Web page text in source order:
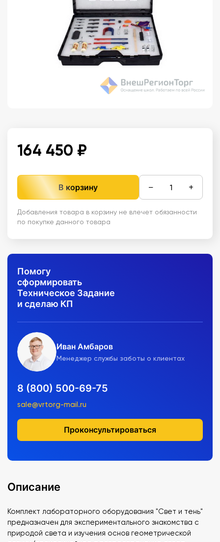
164 450 ₽
В корзину − +
Добавления товара в корзину не влечет обязанности
по покупке данного товара
Помогу
сформировать
Техническое Задание
и сделаю КП
Иван Амбаров
Менеджер службы заботы о клиентах
8 (800) 500-69-75
sale@vrtorg-mail.ru
Проконсультироваться
Описание
Комплект лабораторного оборудования "Свет и тень"
предназначен для экспериментального знакомства с
природой света и изучения основ геометрической